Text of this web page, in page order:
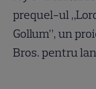
prequel-ul
Gollum”, un
Bros. pentru